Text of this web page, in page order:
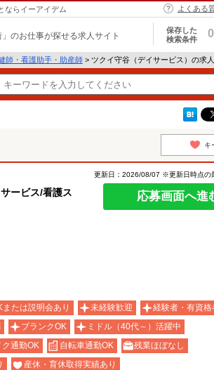
ならイーアイデム よくある
」のお仕事が探せる求人サイト
保存した
検索条件
0
師・看護助手・助産師 > ツクイ守谷（デイサービス）の求
キ
ービス/看護ス
更新日：2026/08/07 ※更新日時点の
応募画面へ進
たは説明会あり 未経験歓迎
経験者・有資格
ブランクOK
ミドル（40代～）活躍中
ク通勤OK 自転車通勤OK
残業ほぼなし
産休・育休取得実績あり